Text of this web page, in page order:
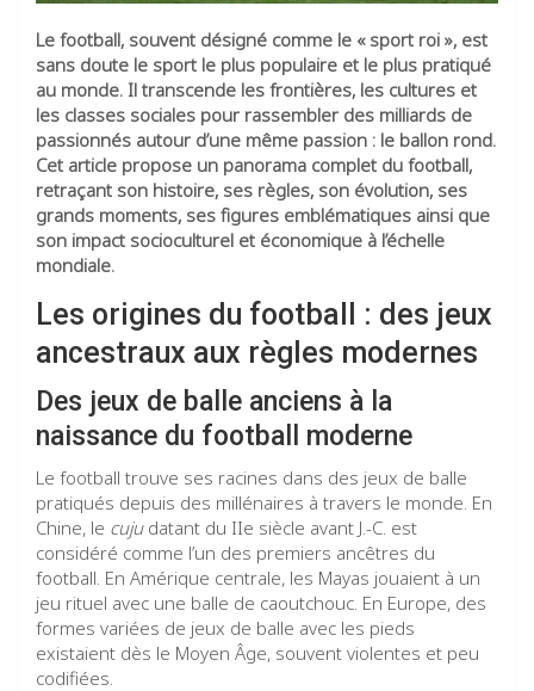
Le football, souvent désigné comme le « sport roi », est
sans doute le sport le plus populaire et le plus pratiqué
au monde. Il transcende les frontières, les cultures et
les classes sociales pour rassembler des milliards de
passionnés autour d’une même passion : le ballon rond.
Cet article propose un panorama complet du football,
retraçant son histoire, ses règles, son évolution, ses
grands moments, ses figures emblématiques ainsi que
son impact socioculturel et économique à l’échelle
mondiale.
Les origines du football : des jeux
ancestraux aux règles modernes
Des jeux de balle anciens à la
naissance du football moderne
Le football trouve ses racines dans des jeux de balle
pratiqués depuis des millénaires à travers le monde. En
Chine, le cujudatant du IIe siècle avant J.-C. est
considéré comme l’un des premiers ancêtres du
football. En Amérique centrale, les Mayas jouaient à un
jeu rituel avec une balle de caoutchouc. En Europe, des
formes variées de jeux de balle avec les pieds
existaient dès le Moyen Âge, souvent violentes et peu
codifiées.